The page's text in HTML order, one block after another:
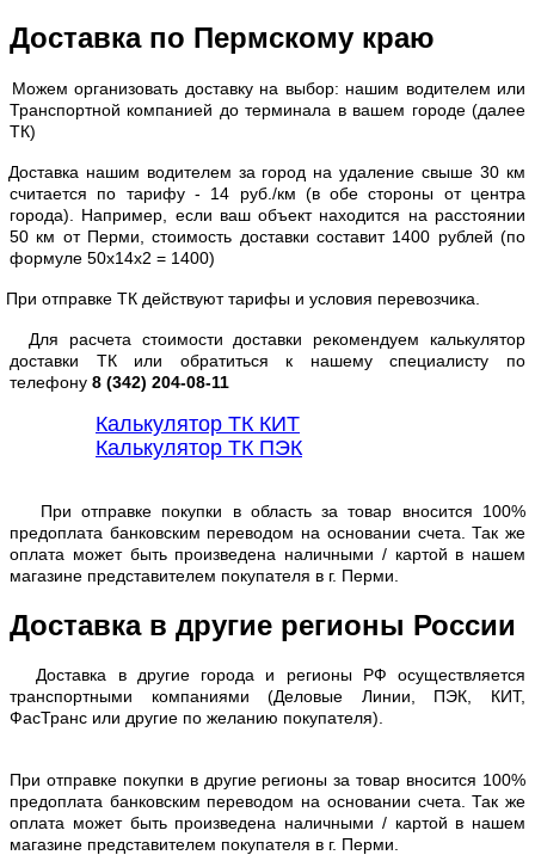
Доставка по Пермскому краю
Можем организовать доставку на выбор: нашим водителем или
Транспортной компанией до терминала в вашем городе (далее
ТК)
Доставка нашим водителем за город на удаление свыше 30 км
считается по тарифу - 14 руб./км (в обе стороны от центра
города). Например, если ваш объект находится на расстоянии
50 км от Перми, стоимость доставки составит 1400 рублей (по
формуле 50х14х2 = 1400)
При отправке ТК действуют тарифы и условия перевозчика.
Для расчета стоимости доставки рекомендуем калькулятор
доставки ТК или обратиться к нашему специалисту по
телефону 8 (342) 204-08-11
Калькулятор ТК КИТ
Калькулятор ТК ПЭК
При отправке покупки в область за товар вносится 100%
предоплата банковским переводом на основании счета. Так же
оплата может быть произведена наличными / картой в нашем
магазине представителем покупателя в г. Перми.
Доставка в другие регионы России
Доставка в другие города и регионы РФ осуществляется
транспортными компаниями (Деловые Линии, ПЭК, КИТ,
ФасТранс или другие по желанию покупателя).
При отправке покупки в другие регионы за товар вносится 100%
предоплата банковским переводом на основании счета. Так же
оплата может быть произведена наличными / картой в нашем
магазине представителем покупателя в г. Перми.